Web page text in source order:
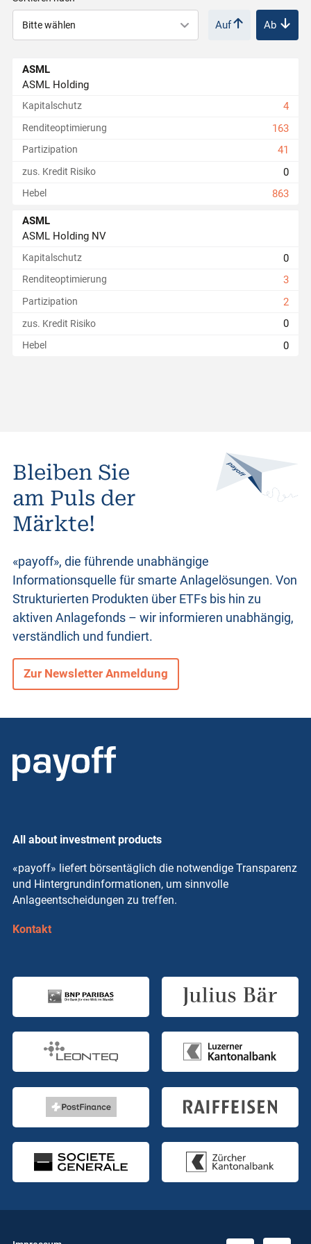
r
e
r
t
e
P
r
o
k
t
e
Auf Ab
ASML
ASML Holding
Kapitalschutz 4
Renditeoptimierung 163
Partizipation 41
zus. Kredit Risiko 0
Hebel 863
ASML
ASML Holding NV
Kapitalschutz 0
Renditeoptimierung 3
Partizipation 2
zus. Kredit Risiko 0
Hebel 0
Bleiben Sie
am Puls der
Märkte!
«payoff», die führende unabhängige
Informationsquelle für smarte Anlagelösungen. Von
Strukturierten Produkten über ETFs bis hin zu
aktiven Anlagefonds – wir informieren unabhängig,
verständlich und fundiert.
Zur Newsletter Anmeldung
All about investment products
«payoff» liefert börsentäglich die notwendige Transparenz
und Hintergrundinformationen, um sinnvolle
Anlageentscheidungen zu treffen.
Kontakt